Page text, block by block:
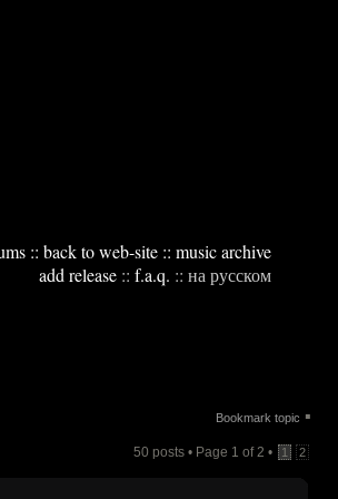
:: back to web-site :: music archive
add release :: f.a.q. :: на русском
Bookmark topic ▪
50 posts • Page 1 of2 • 1 2